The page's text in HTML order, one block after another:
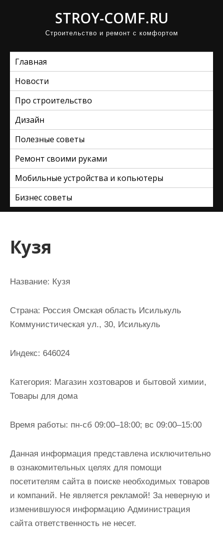
STROY-COMF.RU
Строительство и ремонт с комфортом
Главная
Новости
Про строительство
Дизайн
Полезные советы
Ремонт своими руками
Мобильные устройства и копьютеры
Бизнес советы
Кузя
Название: Кузя
Страна: Россия Омская область Исилькуль
Коммунистическая ул., 30, Исилькуль
Индекс: 646024
Категория: Магазин хозтоваров и бытовой химии,
Товары для дома
Время работы: пн-сб 09:00–18:00; вс 09:00–15:00
Данная информация представлена исключительно
в ознакомительных целях для помощи
посетителям сайта в поиске необходимых товаров
и компаний. Не является рекламой! За неверную и
изменившуюся информацию Администрация
сайта ответственность не несет.